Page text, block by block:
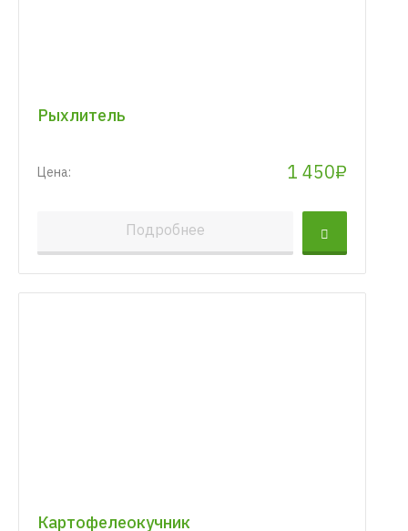
Рыхлитель
Цена: 1 450₽
Подробнее
Картофелеокучник